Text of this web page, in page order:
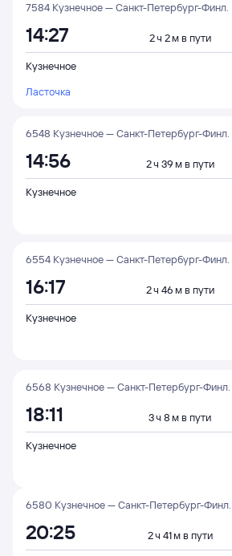
7584 Кузнечное — Санкт-Петербург-Финл.
14:27 2 ч 2 м в пути
Кузнечное
Ласточка
6548 Кузнечное — Санкт-Петербург-Финл.
14:56 2 ч 39 м в пути
Кузнечное
6554 Кузнечное — Санкт-Петербург-Финл.
16:17 2 ч 46 м в пути
Кузнечное
6568 Кузнечное — Санкт-Петербург-Финл.
18:11 3 ч 8 м в пути
Кузнечное
6580 Кузнечное — Санкт-Петербург-Финл.
20:25 2 ч 41 м в пути